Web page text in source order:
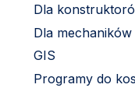
Dla
Dla mechaników
GIS
Programy do